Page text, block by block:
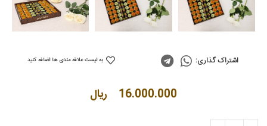
16.000.000 ریال
اشتراک گذاری: به لیست علاقه مندی ها اضافه کنید